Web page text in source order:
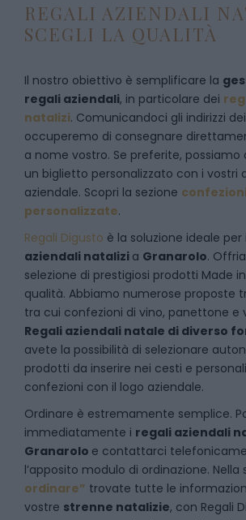
REGALI AZIENDALI
SCEGLI LA QUALITÀ
Il nostro obiettivo è semplificare la
regali aziendali, in particolare dei
natalizi. Comunicandoci gli indirizzi
occuperemo di consegnare
a nome vostro. Se preferite, possiamo
un biglietto personalizzato con i vostri
aziendale. Scopri la sezione
personalizzate.
Regali Digusto è la soluzione ideale per
aziendali natalizi a Granarolo.
selezione di prestigiosi prodotti Made
qualità. Abbiamo numerose proposte
tra cui confezioni di vino, panettone e
Regali aziendali natale di diverso
avete la possibilità di selezionare
prodotti da inserire nei cesti e
confezioni con il logo aziendale.
Ordinare è estremamente semplice.
immediatamente i regali aziendali
Granarolo e contattarci
l’apposito modulo di ordinazione. Nella
ordinare” trovate tutte le
vostre strenne natalizie, con Regali